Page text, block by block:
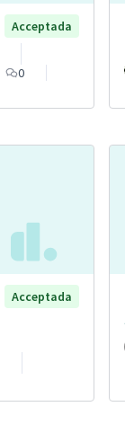
Acceptada
0
Acceptada